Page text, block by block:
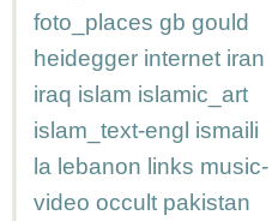
foto_places gb gould
heidegger internet iran
iraq islam islamic_art
islam_text-engl ismaili
la lebanon links music-
video occult pakistan